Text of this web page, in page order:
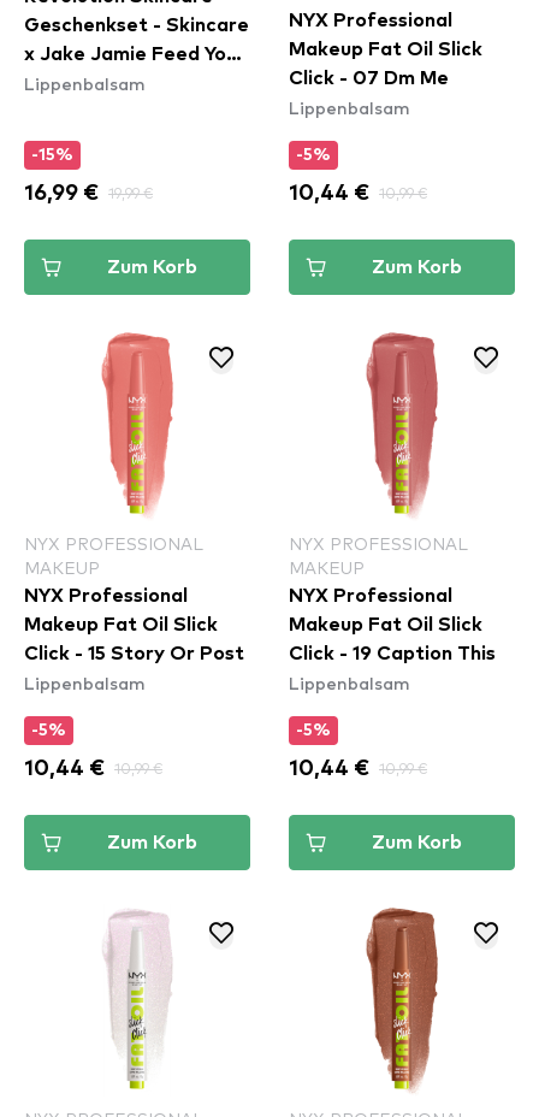
Geschenkset - Skincare
x Jake Jamie Feed Your
Cravings Lip Mask
Lippenbalsam
-15%
16,99 € 19,99 €
Zum Korb
NYX Professional
Makeup Fat Oil Slick
Click - 07 Dm Me
Lippenbalsam
-5%
10,44 € 10,99 €
Zum Korb
NYX PROFESSIONAL
MAKEUP
NYX Professional
Makeup Fat Oil Slick
Click - 15 Story Or Post
Lippenbalsam
-5%
10,44 € 10,99 €
Zum Korb
NYX PROFESSIONAL
MAKEUP
NYX Professional
Makeup Fat Oil Slick
Click - 19 Caption This
Lippenbalsam
-5%
10,44 € 10,99 €
Zum Korb